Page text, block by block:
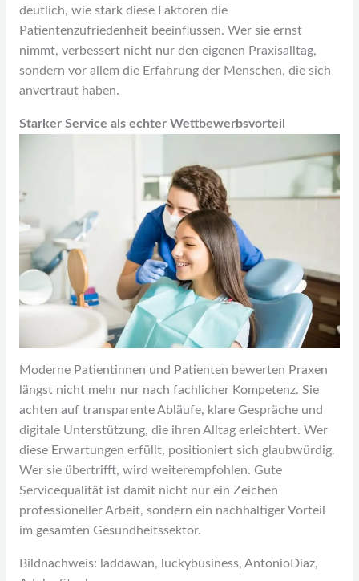
deutlich, wie stark diese Faktoren die
Patientenzufriedenheit beeinflussen. Wer sie ernst
nimmt, verbessert nicht nur den eigenen Praxisalltag,
sondern vor allem die Erfahrung der Menschen, die sich
anvertraut haben.
Starker Service als echter Wettbewerbsvorteil
Moderne Patientinnen und Patienten bewerten Praxen
längst nicht mehr nur nach fachlicher Kompetenz. Sie
achten auf transparente Abläufe, klare Gespräche und
digitale Unterstützung, die ihren Alltag erleichtert. Wer
diese Erwartungen erfüllt, positioniert sich glaubwürdig.
Wer sie übertrifft, wird weiterempfohlen. Gute
Servicequalität ist damit nicht nur ein Zeichen
professioneller Arbeit, sondern ein nachhaltiger Vorteil
im gesamten Gesundheitssektor.
Bildnachweis: laddawan, luckybusiness, AntonioDiaz,